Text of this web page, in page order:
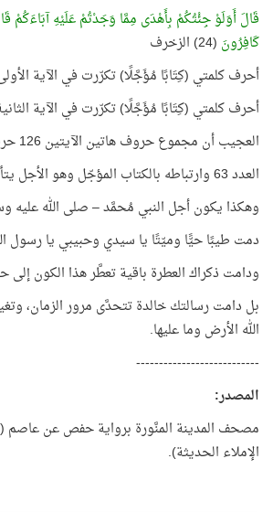
قَالَ أَوَلَوْ جِئْتُكُمْ بِأَهْدَى مِمَّا وَجَدْتُمْ عَلَيْهِ آبَاءَكُمْ
كَافِرُونَ (24) الزخرف
أحرف كلمتي (كِتَابًا مُؤَجَّلًا) تكرّرت في الآية
أحرف كلمتي (كِتَابًا مُؤَجَّلًا) تكرّرت في الآية
العجيب أن مجموع حروف هاتين الآيتين 126 حرفًا، ويساوي
العدد 63 وارتباطه بالكتاب المؤجّل وهو الأجل يتأكّد عبر كل الطرق!
وهكذا يكون أجل النبي مُحمَّد – صلى الله عليه
دمت طيبًا حيًّا وميّتًا يا سيدي وحبيبي يا رسول
ودامت ذكراك العطرة باقية تعطَّر هذا الكون إلى
بل دامت رسالتك خالدة تتحدَّى مرور الزمان،
الله الأرض وما عليها.
---------------------------
المصدر:
مصحف المدينة المنَّورة برواية حفص عن عاصم
الإملاء الحديثة).